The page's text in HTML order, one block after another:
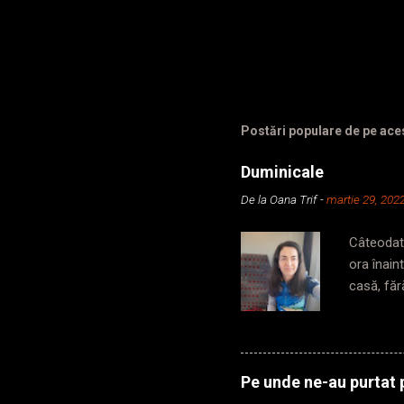
Postări populare de pe
Duminicale
De laOana Trif -martie 29,
ora
casă,
să iau
în
cabină,
Pe unde ne-au purtat